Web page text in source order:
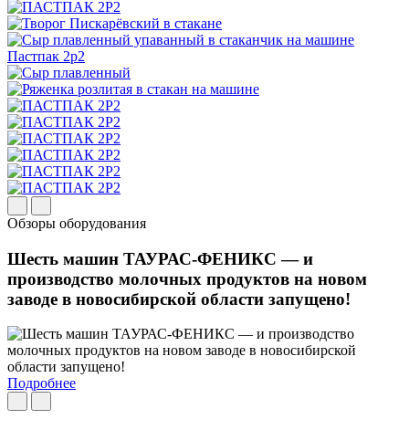
Обзоры оборудования
Шесть машин ТАУРАС-ФЕНИКС — и
производство молочных продуктов на новом
заводе в новосибирской области запущено!
Подробнее